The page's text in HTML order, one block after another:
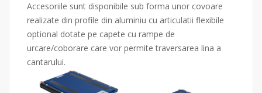
Accesoriile sunt disponibile sub forma unor covoare
realizate din profile din aluminiu cu articulatii flexibile
optional dotate pe capete cu rampe de
urcare/coborare care vor permite traversarea lina a
cantarului.